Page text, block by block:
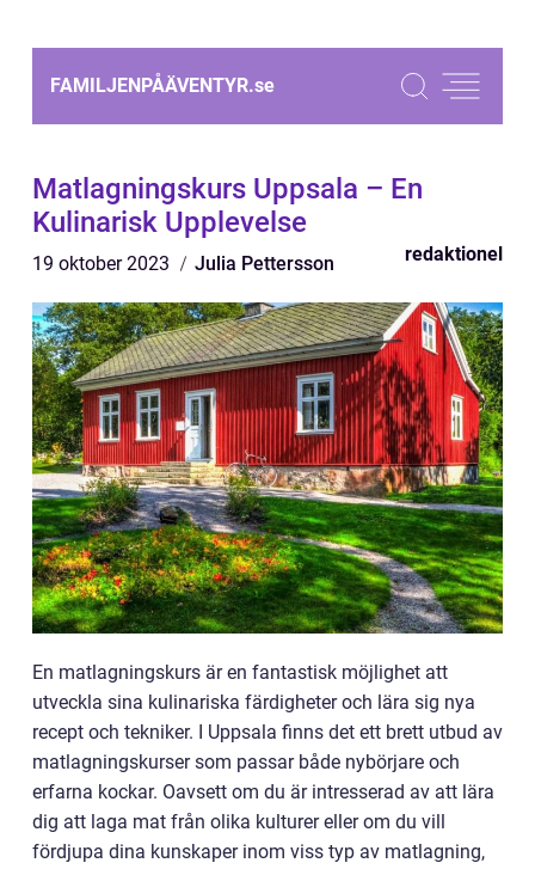
FAMILJENPÅÄVENTYR.se
Matlagningskurs Uppsala – En
Kulinarisk Upplevelse
19 oktober 2023 Julia Pettersson redaktionel
En matlagningskurs är en fantastisk möjlighet att
utveckla sina kulinariska färdigheter och lära sig nya
recept och tekniker. I Uppsala finns det ett brett utbud av
matlagningskurser som passar både nybörjare och
erfarna kockar. Oavsett om du är intresserad av att lära
dig att laga mat från olika kulturer eller om du vill
fördjupa dina kunskaper inom viss typ av matlagning,